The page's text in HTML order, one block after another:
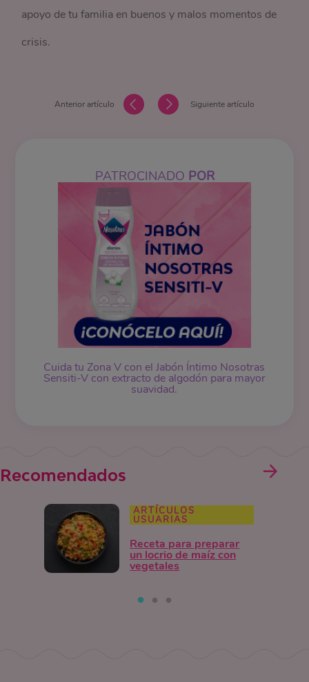
apoyo de tu familia en buenos y malos momentos de
crisis.
Anterior artículo Siguiente artículo
PATROCINADO POR
Cuida tu Zona V con el Jabón Íntimo Nosotras
Sensiti-V con extracto de algodón para mayor
suavidad.
Recomendados
ARTÍCULOS
USUARIAS
Receta para preparar
un locrio de maíz con
vegetales